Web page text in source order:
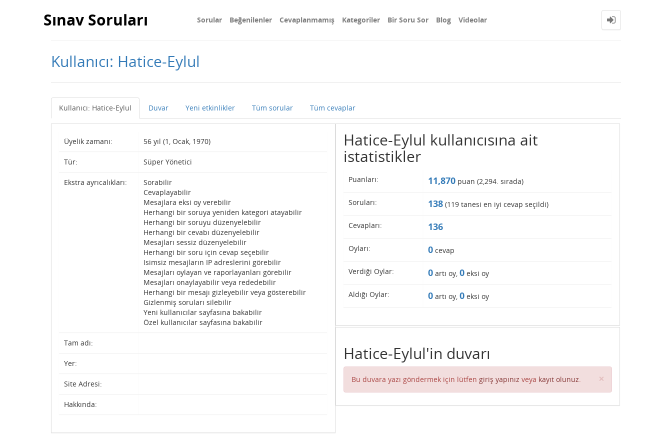
Sınav Soruları Sorular Beğenilenler Cevaplanmamış Kategoriler Bir Soru Sor Blog Videolar
Kullanıcı: Hatice-Eylul
Kullanıcı: Hatice-Eylul Duvar Yeni etkinlikler Tüm sorular Tüm cevaplar
Üyelik zamanı: 56 yıl (1, Ocak, 1970)
Tür: Süper Yönetici
Ekstra ayrıcalıkları:
Sorabilir
Cevaplayabilir
Mesajlara eksi oy verebilir
Herhangi bir soruya yeniden kategori atayabilir
Herhangi bir soruyu düzenyelebilir
Herhangi bir cevabı düzenyelebilir
Mesajları sessiz düzenyelebilir
Herhangi bir soru için cevap seçebilir
Isimsiz mesajların IP adreslerini görebilir
Mesajları oylayan ve raporlayanları görebilir
Mesajları onaylayabilir veya rededebilir
Herhangi bir mesajı gizleyebilir veya gösterebilir
Gizlenmiş soruları silebilir
Yeni kullanıcılar sayfasına bakabilir
Özel kullanıcılar sayfasına bakabilir
Tam adı:
Yer:
Site Adresi:
Hakkında:
Hatice-Eylul kullanıcısına ait
istatistikler
Puanları: 11,870puan (2,294. sırada)
Soruları: 138(119tanesi en iyi cevap seçildi)
Cevapları: 136
Oyları: 0cevap
Verdiği Oylar: 0artı oy, 0eksi oy
Aldığı Oylar: 0artı oy, 0eksi oy
Hatice-Eylul'in duvarı
Bu duvara yazı göndermek için lütfen giriş yapınız veya kayıt olunuz. ×